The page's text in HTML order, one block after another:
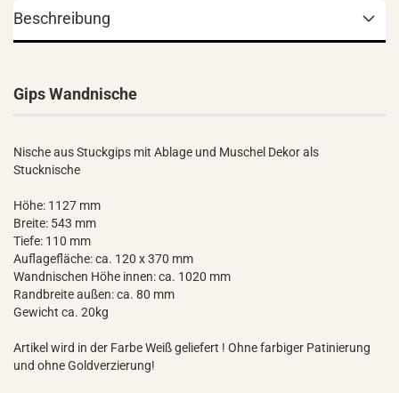
Beschreibung
Gips Wandnische
Nische aus Stuckgips mit Ablage und Muschel Dekor als
Stucknische
Höhe: 1127 mm
Breite: 543 mm
Tiefe: 110 mm
Auflagefläche: ca. 120 x 370 mm
Wandnischen Höhe innen: ca. 1020 mm
Randbreite außen: ca. 80 mm
Gewicht ca. 20kg
Artikel wird in der Farbe Weiß geliefert ! Ohne farbiger Patinierung
und ohne Goldverzierung!